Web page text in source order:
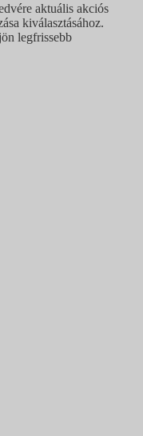
aktuális akciós
kiválasztásához.
legfrissebb